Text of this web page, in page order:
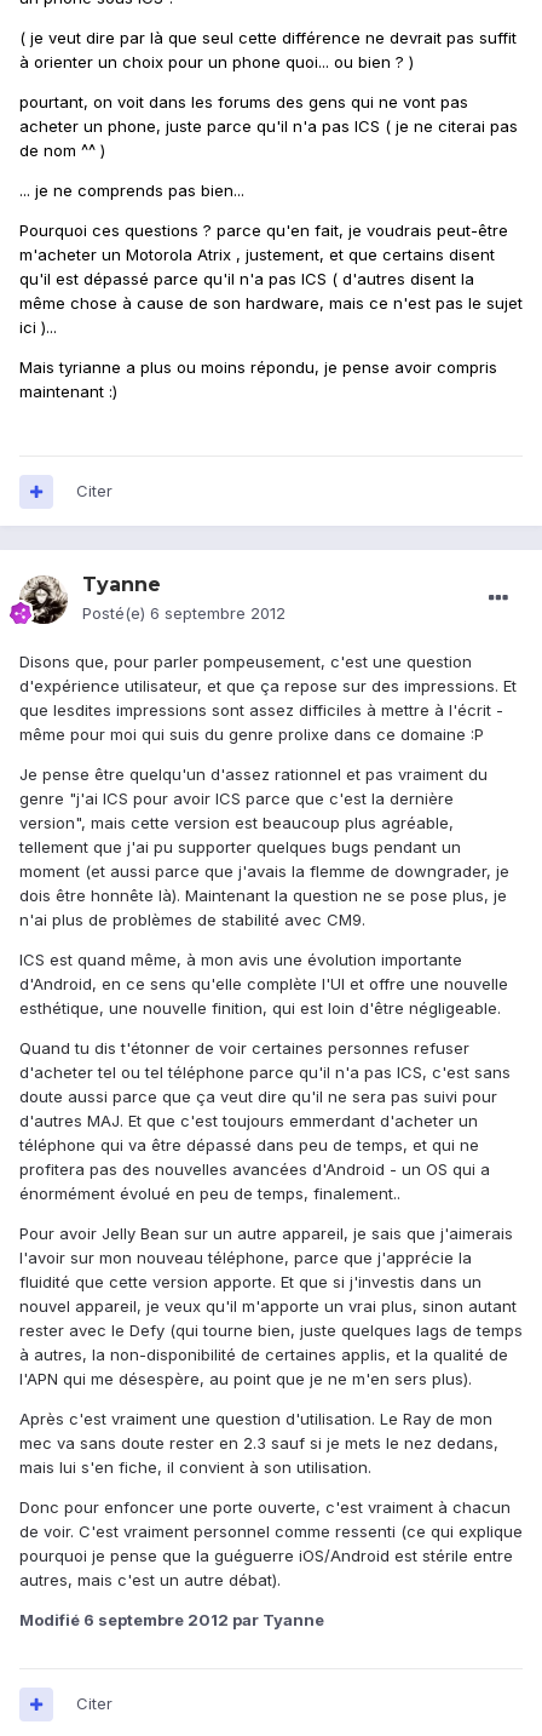
( je veut dire par là que seul cette différence ne devrait pas suffit
à orienter un choix pour un phone quoi... ou bien ? )
pourtant, on voit dans les forums des gens qui ne vont pas
acheter un phone, juste parce qu'il n'a pas ICS ( je ne citerai pas
de nom ^^ )
... je ne comprends pas bien...
Pourquoi ces questions ? parce qu'en fait, je voudrais peut-être
m'acheter un Motorola Atrix , justement, et que certains disent
qu'il est dépassé parce qu'il n'a pas ICS ( d'autres disent la
même chose à cause de son hardware, mais ce n'est pas le sujet
ici )...
Mais tyrianne a plus ou moins répondu, je pense avoir compris
maintenant :)
Citer
Tyanne
Posté(e) 6 septembre 2012
Disons que, pour parler pompeusement, c'est une question
d'expérience utilisateur, et que ça repose sur des impressions. Et
que lesdites impressions sont assez difficiles à mettre à l'écrit -
même pour moi qui suis du genre prolixe dans ce domaine :P
Je pense être quelqu'un d'assez rationnel et pas vraiment du
genre "j'ai ICS pour avoir ICS parce que c'est la dernière
version", mais cette version est beaucoup plus agréable,
tellement que j'ai pu supporter quelques bugs pendant un
moment (et aussi parce que j'avais la flemme de downgrader, je
dois être honnête là). Maintenant la question ne se pose plus, je
n'ai plus de problèmes de stabilité avec CM9.
ICS est quand même, à mon avis une évolution importante
d'Android, en ce sens qu'elle complète l'UI et offre une nouvelle
esthétique, une nouvelle finition, qui est loin d'être négligeable.
Quand tu dis t'étonner de voir certaines personnes refuser
d'acheter tel ou tel téléphone parce qu'il n'a pas ICS, c'est sans
doute aussi parce que ça veut dire qu'il ne sera pas suivi pour
d'autres MAJ. Et que c'est toujours emmerdant d'acheter un
téléphone qui va être dépassé dans peu de temps, et qui ne
profitera pas des nouvelles avancées d'Android - un OS qui a
énormément évolué en peu de temps, finalement..
Pour avoir Jelly Bean sur un autre appareil, je sais que j'aimerais
l'avoir sur mon nouveau téléphone, parce que j'apprécie la
fluidité que cette version apporte. Et que si j'investis dans un
nouvel appareil, je veux qu'il m'apporte un vrai plus, sinon autant
rester avec le Defy (qui tourne bien, juste quelques lags de temps
à autres, la non-disponibilité de certaines applis, et la qualité de
l'APN qui me désespère, au point que je ne m'en sers plus).
Après c'est vraiment une question d'utilisation. Le Ray de mon
mec va sans doute rester en 2.3 sauf si je mets le nez dedans,
mais lui s'en fiche, il convient à son utilisation.
Donc pour enfoncer une porte ouverte, c'est vraiment à chacun
de voir. C'est vraiment personnel comme ressenti (ce qui explique
pourquoi je pense que la guéguerre iOS/Android est stérile entre
autres, mais c'est un autre débat).
Modifié 6 septembre 2012 par Tyanne
Citer